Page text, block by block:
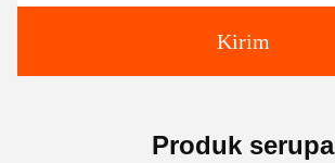
Kirim
Produk serupa